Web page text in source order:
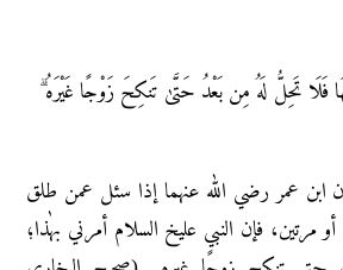
فَلَا تَحِلُّ لَهُ مِن بَعْدُ حَتَّىٰ تَنكِحَ زَوْجًا غَيْرَهُ
ابن عمر رضي اللّٰه عنهما إذا سئل عمن طلق
مرتین، فإن النبي علیخ السلام أمرني بہٰذا؛